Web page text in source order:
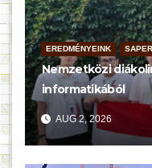
EREDMÉNYEINK
Nemzetközi
informatikából
AUG 2, 2026